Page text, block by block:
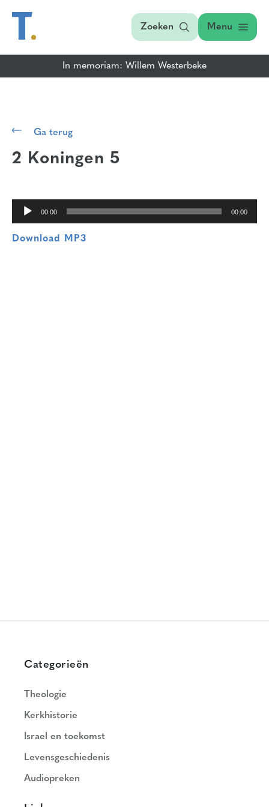
Zoeken Menu
In memoriam: Willem Westerbeke
Ga terug
2 Koningen 5
00:00 00:00
Download MP3
Categorieën
Theologie
Kerkhistorie
Israel en toekomst
Levensgeschiedenis
Audiopreken